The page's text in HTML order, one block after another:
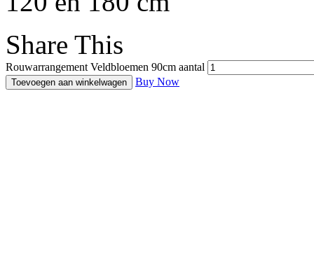
Share This
Rouwarrangement Veldbloemen 90cm aantal
Toevoegen aan winkelwagen Buy Now